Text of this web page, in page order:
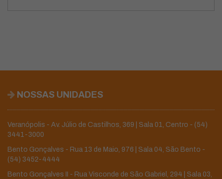
NOSSAS UNIDADES
Veranópolis - Av. Júlio de Castilhos, 369 | Sala 01, Centro - (54)
3441-3000
Bento Gonçalves - Rua 13 de Maio, 976 | Sala 04, São Bento -
(54) 3452-4444
Bento Gonçalves II - Rua Visconde de São Gabriel, 294 | Sala 03,